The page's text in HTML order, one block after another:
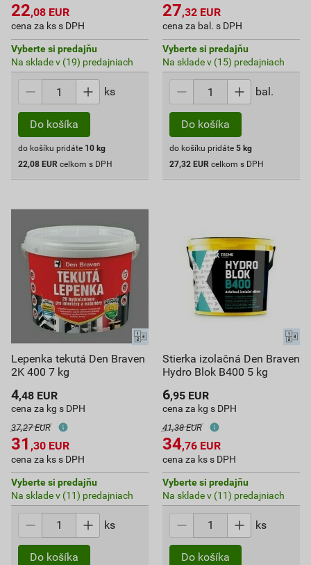
22,08 EUR
cena za ks s DPH
Vyberte si predajňu
Na sklade v (19) predajniach
ks
Do košíka
do košíku pridáte 10 kg
22,08 EUR celkom s DPH
27,32 EUR
cena za bal. s DPH
Vyberte si predajňu
Na sklade v (15) predajniach
bal.
Do košíka
do košíku pridáte 5 kg
27,32 EUR celkom s DPH
Lepenka tekutá Den Braven
2K 400 7 kg
4,48 EUR
cena za kg s DPH
37,27 EUR
31 ,30 EUR
cena za ks s DPH
Vyberte si predajňu
Na sklade v (11) predajniach
ks
Do košíka
Stierka izolačná Den Braven
Hydro Blok B400 5 kg
6,95 EUR
cena za kg s DPH
41,38 EUR
34,76 EUR
cena za ks s DPH
Vyberte si predajňu
Na sklade v (11) predajniach
ks
Do košíka